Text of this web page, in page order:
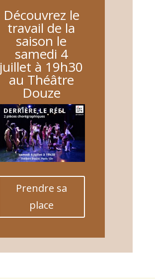
Découvrez le
travail de la
saison le
samedi 4
juillet à 19h30
au Théâtre
Douze
Prendre sa
place